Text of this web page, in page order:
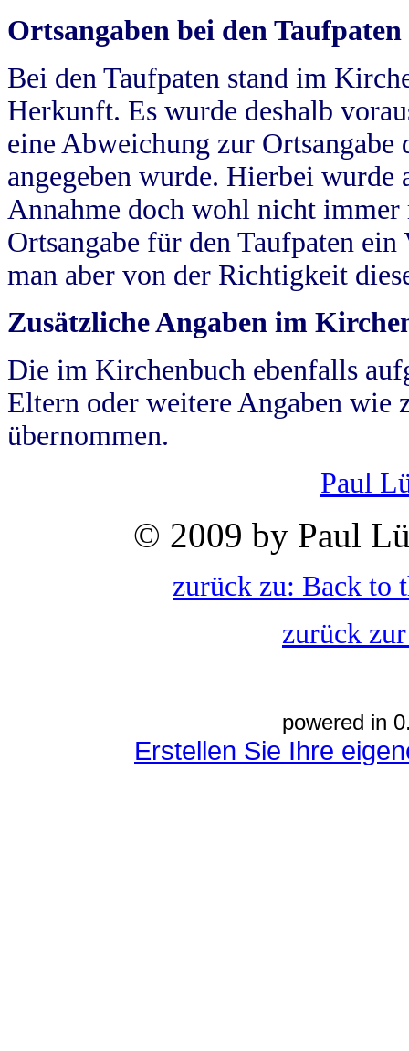
Ortsangaben bei den Taufpaten
Bei den Taufpaten stand im
Herkunft. Es wurde deshalb
eine Abweichung zur
angegeben wurde. Hierbei wurde
Annahme doch wohl nicht
Ortsangabe für den Taufpaten
man aber von der Richtigkeit
Zusätzliche Angaben im
Die im Kirchenbuch ebenfalls
Eltern oder weitere Angaben wie
übernommen.
Paul
© 2009 by Paul
zurück zu: Back to
zurück
powered in
Erstellen Sie Ihre